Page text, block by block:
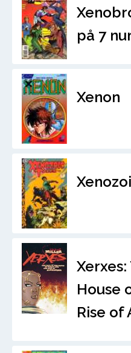
på 7
Xenon
House
Rise of